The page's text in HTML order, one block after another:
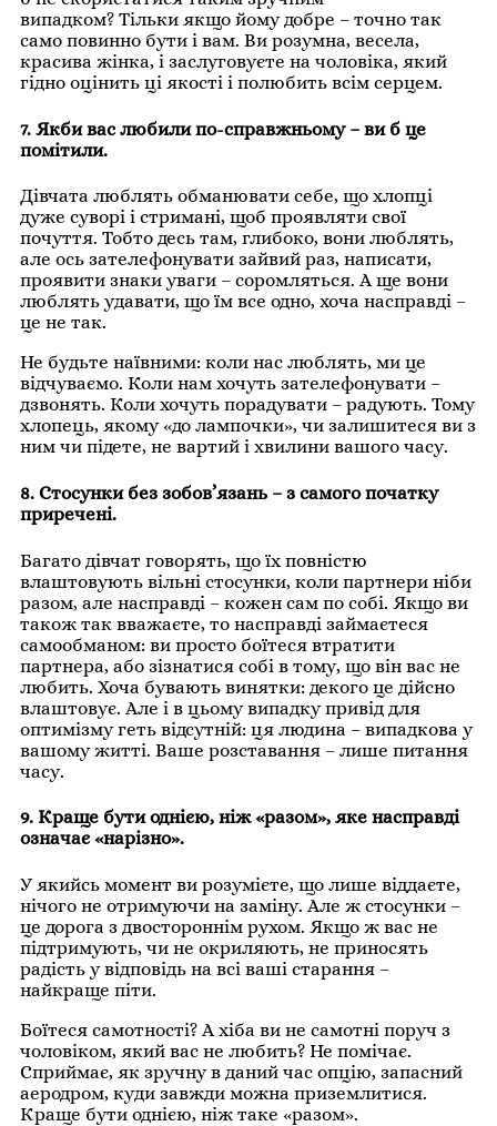
випадком? Тільки якщо йому добре – точно так
само повинно бути і вам. Ви розумна, весела,
красива жінка, і заслуговуєте на чоловіка, який
гідно оцінить ці якості і полюбить всім серцем.
7. Якби вас любили по-справжньому – ви б це
помітили.
Дівчата люблять обманювати себе, що хлопці
дуже суворі і стримані, щоб проявляти свої
почуття. Тобто десь там, глибоко, вони люблять,
але ось зателефонувати зайвий раз, написати,
проявити знаки уваги – соромляться. А ще вони
люблять удавати, що їм все одно, хоча насправді –
це не так.
Не будьте наївними: коли нас люблять, ми це
відчуваємо. Коли нам хочуть зателефонувати –
дзвонять. Коли хочуть порадувати – радують. Тому
хлопець, якому «до лампочки», чи залишитеся ви з
ним чи підете, не вартий і хвилини вашого часу.
8. Стосунки без зобов’язань – з самого початку
приречені.
Багато дівчат говорять, що їх повністю
влаштовують вільні стосунки, коли партнери ніби
разом, але насправді – кожен сам по собі. Якщо ви
також так вважаєте, то насправді займаєтеся
самообманом: ви просто боїтеся втратити
партнера, або зізнатися собі в тому, що він вас не
любить. Хоча бувають винятки: декого це дійсно
влаштовує. Але і в цьому випадку привід для
оптимізму геть відсутній: ця людина – випадкова у
вашому житті. Ваше розставання – лише питання
часу.
9. Краще бути однією, ніж «разом», яке насправді
означає «нарізно».
У якийсь момент ви розумієте, що лише віддаєте,
нічого не отримуючи на заміну. Але ж стосунки –
це дорога з двостороннім рухом. Якщо ж вас не
підтримують, чи не окриляють, не приносять
радість у відповідь на всі ваші старання –
найкраще піти.
Боїтеся самотності? А хіба ви не самотні поруч з
чоловіком, який вас не любить? Не помічає.
Сприймає, як зручну в даний час опцію, запасний
аеродром, куди завжди можна приземлитися.
Краще бути однією, ніж таке «разом».